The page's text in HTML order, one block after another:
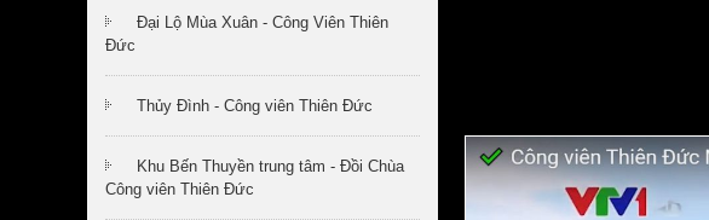
Đại Lộ Mùa Xuân - Công Viên Thiên
Đức
Thủy Đình - Công viên Thiên Đức
Khu Bến Thuyền trung tâm - Đồi Chùa
Công viên Thiên Đức